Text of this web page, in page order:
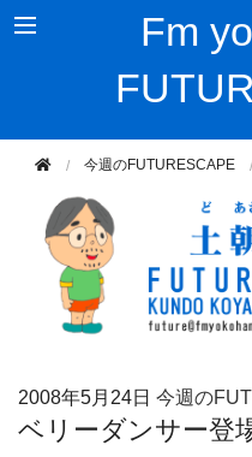
Fm
今週のFUTURESCAPE
2008年5月24日 今週の
ベリーダンサー登